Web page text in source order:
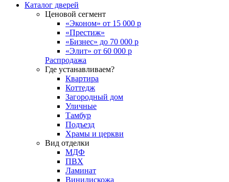
Каталог дверей
Ценовой сегмент
«Эконом» от 15 000 р
«Престиж»
«Бизнес» до 70 000 р
«Элит» от 60 000 р
Распродажа
Где устанавливаем?
Квартира
Коттедж
Загородный дом
Уличные
Тамбур
Подъезд
Храмы и церкви
Вид отделки
МДФ
ПВХ
Ламинат
Винилискожа